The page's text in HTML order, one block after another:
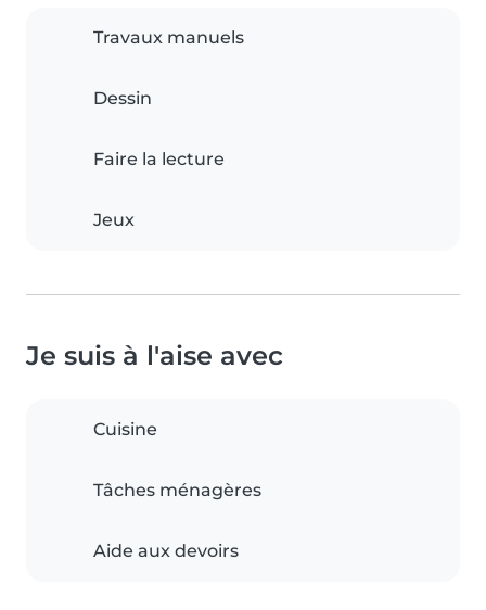
Travaux manuels
Dessin
Faire la lecture
Jeux
Je suis à l'aise avec
Cuisine
Tâches ménagères
Aide aux devoirs